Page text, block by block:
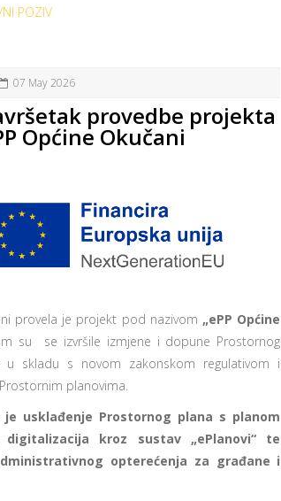
POZIV
07 May 2026
provedbe projekta
Općine Okučani
provela je projekt pod nazivom „ePP Općine
su se izvršile izmjene i dopune Prostornog
u skladu s novom zakonskom regulativom i
planovima.
usklađenje Prostornog plana s planom
digitalizacija kroz sustav „ePlanovi“ te
opterećenja za građane i